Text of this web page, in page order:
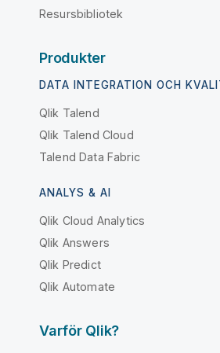
Resursbibliotek
Produkter
DATA INTEGRATION OCH
Qlik Talend
Qlik Talend Cloud
Talend Data Fabric
ANALYS & AI
Qlik Cloud Analytics
Qlik Answers
Qlik Predict
Qlik Automate
Varför Qlik?